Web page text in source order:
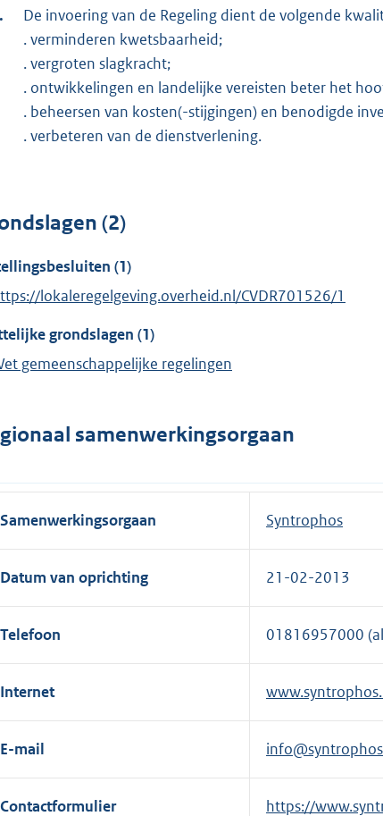
De invoering van de Regeling dient de volgende
. verminderen kwetsbaarheid;
. vergroten slagkracht;
. ontwikkelingen en landelijke vereisten beter het
. beheersen van kosten(-stijgingen) en benodigde
. verbeteren van de dienstverlening.
(2)
(1)
lokaleregelgeving.overheid.nl/CVDR701526/1
grondslagen (1)
gemeenschappelijke regelingen
samenwerkingsorgaan
Samenwerkingsorgaan Syntrophos
Datum van oprichting 21-02-2013
Telefoon 01816957000
Internet
E-mail
Contactformulier E
https://